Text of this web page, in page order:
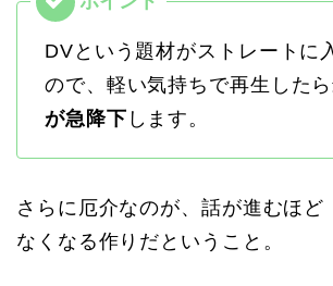
DVという題材がストレートに
ので、軽い気持ちで再生したら
が急降下 します。
さらに厄介なのが、話が進むほど
なくなる作りだということ。